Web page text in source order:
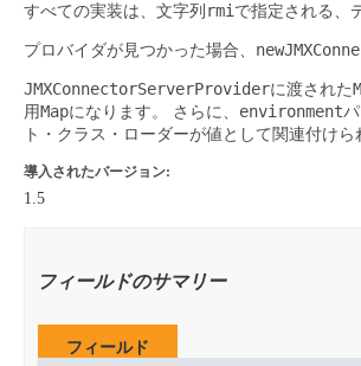
すべての実装は、文字列 rmi で指定される、
プロバイダが見つかった場合、
JMXConnectorServerProviderに渡された
用Mapになります。 さらに、 environment
ト・クラス・ローダーが値として関連付けら
導入されたバージョン:
1.5
フィールドのサマリー
フィールド